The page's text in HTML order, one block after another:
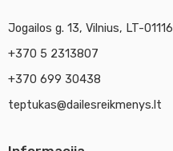
Jogailos g. 13, Vilnius, LT-01116
+370 5 2313807
+370 699 30438
teptukas@dailesreikmenys.lt